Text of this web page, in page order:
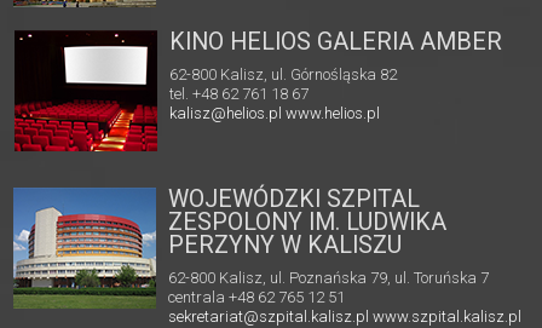
KINO HELIOS GALERIA AMBER
62-800 Kalisz, ul. Górnośląska 82
tel. +48 62 761 18 67
kalisz@helios.pl www.helios.pl
WOJEWÓDZKI SZPITAL
ZESPOLONY IM. LUDWIKA
PERZYNY W KALISZU
62-800 Kalisz, ul. Poznańska 79, ul. Toruńska 7
centrala +48 62 765 12 51
sekretariat@szpital.kalisz.pl www.szpital.kalisz.pl